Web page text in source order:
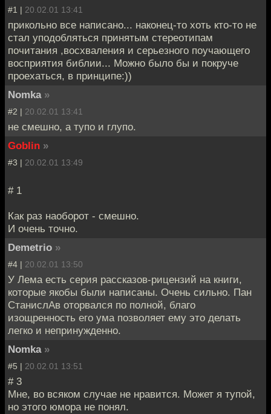
#1 | 20.02.01 13:41
прикольно все написано... наконец-то хоть кто-то не
стал уподобляться принятым стереотипам
почитания ,восхваления и серьезного поучающего
восприятия библии... Можно было бы и покруче
проехаться, в принципе:))
Nomka »
#2 | 20.02.01 13:41
не смешно, а тупо и глупо.
Goblin »
#3 | 20.02.01 13:49
# 1
Как раз наоборот - смешно.
И очень точно.
Demetrio »
#4 | 20.02.01 13:50
У Лема есть серия рассказов-рицензий на книги,
которые якобы были написаны. Очень сильно. Пан
СтанислАв оторвался по полной, благо
изощренность его ума позволяет ему это делать
легко и непринужденно.
Nomka »
#5 | 20.02.01 13:51
# 3
Мне, во всяком случае не нравится. Может я тупой,
но этого юмора не понял.